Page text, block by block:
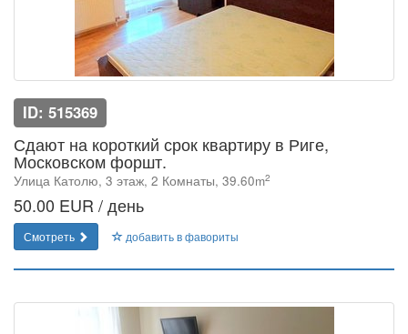
ID: 515369
Сдают на короткий срок квартиру в Риге,
Московском форшт.
Улица Католю, 3 этаж, 2 Комнаты, 39.60m2
50.00 EUR / день
Смотреть добавить в фавориты